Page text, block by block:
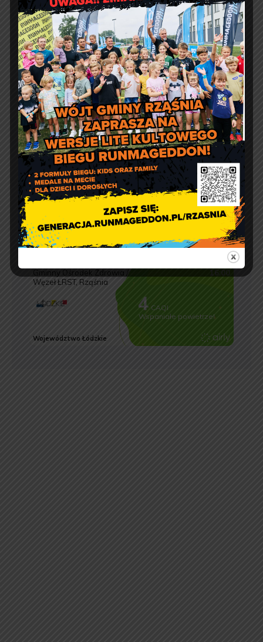
Godziny otwarcia Urzędu:
pon.: 9:00 – 17:00
wt. – pt.: 7:30 – 15:30
Jakość powietrza